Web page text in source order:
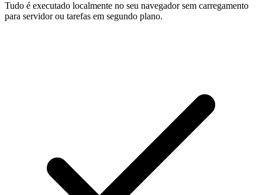
Tudo é executado localmente no seu navegador sem carregamento
para servidor ou tarefas em segundo plano.